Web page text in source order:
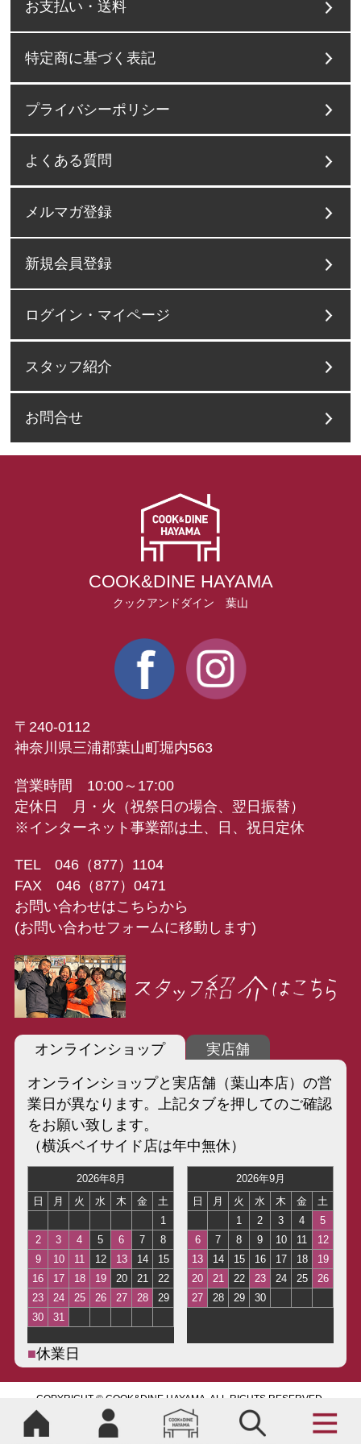
お支払い・送料
特定商に基づく表記
プライバシーポリシー
よくある質問
メルマガ登録
新規会員登録
ログイン・マイページ
スタッフ紹介
お問合せ
COOK&DINE HAYAMA
クックアンドダイン 葉山
〒240-0112
神奈川県三浦郡葉山町堀内563
営業時間 10:00～17:00
定休日 月・火（祝祭日の場合、翌日振替）
※インターネット事業部は土、日、祝日定休
TEL 046（877）1104
FAX 046（877）0471
お問い合わせはこちらから
(お問い合わせフォームに移動します)
オンラインショップ 実店舗
オンラインショップと実店舗（葉山本店）の営
業日が異なります。上記タブを押してのご確認
をお願い致します。
（横浜ベイサイド店は年中無休）
■休業日
COPYRIGHT © COOK&DINE HAYAMA, ALL RIGHTS RESERVED.